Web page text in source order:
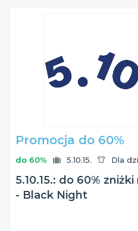
Promocja do 60%
do 60% 5.10.15. Dla
5.10.15.: do 60%
- Black Night